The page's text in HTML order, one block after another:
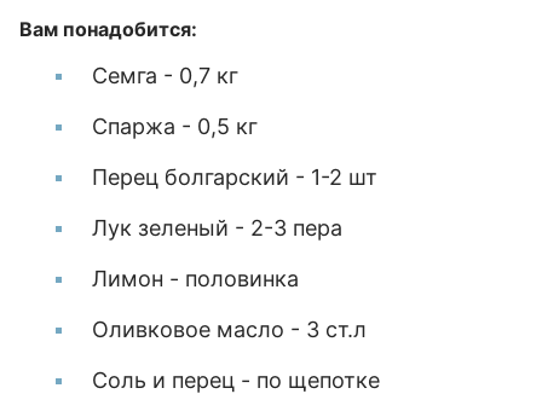
Вам понадобится:
Семга - 0,7 кг
Спаржа - 0,5 кг
Перец болгарский - 1-2 шт
Лук зеленый - 2-3 пера
Лимон - половинка
Оливковое масло - 3 ст.л
Соль и перец - по щепотке